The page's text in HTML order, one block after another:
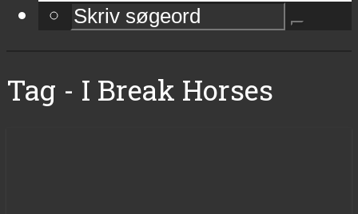
Tag - I Break Horses